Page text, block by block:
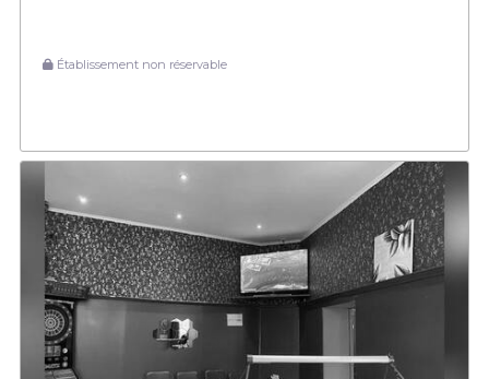
Établissement non réservable